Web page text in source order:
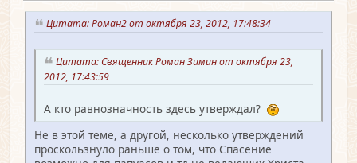
Цитата: Роман2 от октября 23, 2012, 17:48:34
Цитата: Священник Роман Зимин от октября 23,
2012, 17:43:59
А кто равнозначность здесь утверждал?
Не в этой теме, а другой, несколько утверждений
проскользнуло раньше о том, что Спасение